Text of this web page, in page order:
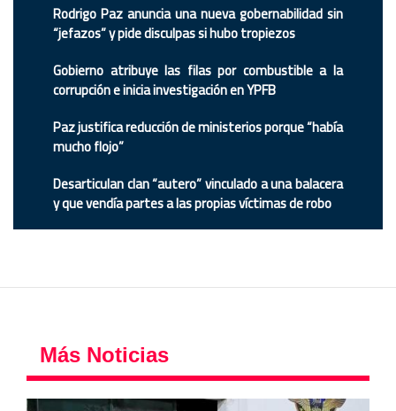
Rodrigo Paz anuncia una nueva gobernabilidad sin
“jefazos” y pide disculpas si hubo tropiezos
Gobierno atribuye las filas por combustible a la
corrupción e inicia investigación en YPFB
Paz justifica reducción de ministerios porque “había
mucho flojo”
Desarticulan clan “autero” vinculado a una balacera
y que vendía partes a las propias víctimas de robo
Más Noticias